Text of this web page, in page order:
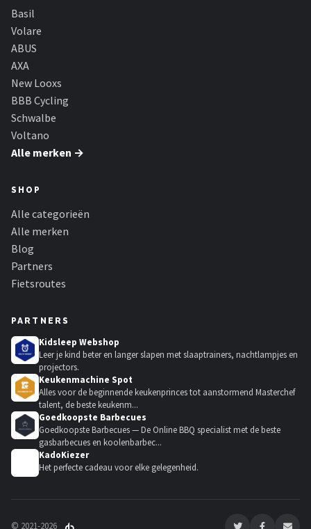
Basil
Volare
ABUS
AXA
New Looxs
BBB Cycling
Schwalbe
Voltano
Alle merken →
SHOP
Alle categorieën
Alle merken
Blog
Partners
Fietsroutes
PARTNERS
Kidsleep Webshop
Leer je kind beter en langer slapen met slaaptrainers, nachtlampjes en
projectors.
Keukenmachine Spot
Alles voor de beginnende keukenprinces tot aanstormend Masterchef
talent, de beste keukenm...
Goedkoopste Barbecues
Goedkoopste Barbecues — De Online BBQ specialist met de beste
gasbarbecues en koolenbarbec...
KadoKiezer
Het perfecte cadeau voor elke gelegenheid.
© 2021-2026